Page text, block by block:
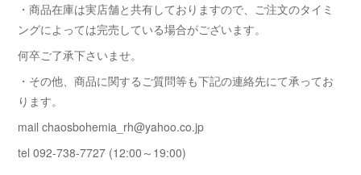
・商品在庫は実店舗と共有しておりますので、ご注文のタイミ
ングによっては完売している場合がございます。
何卒ご了承下さいませ。
・その他、商品に関するご質問等も下記の連絡先にて承ってお
ります。
mail chaosbohemia_rh@yahoo.co.jp
tel 092-738-7727 (12:00～19:00)